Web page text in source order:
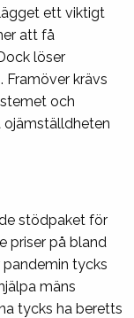
ett viktigt
att få
löser
krävs
och
ojämställdheten
stödpaket för
priser på bland
tycks
mäns
tycks ha beretts